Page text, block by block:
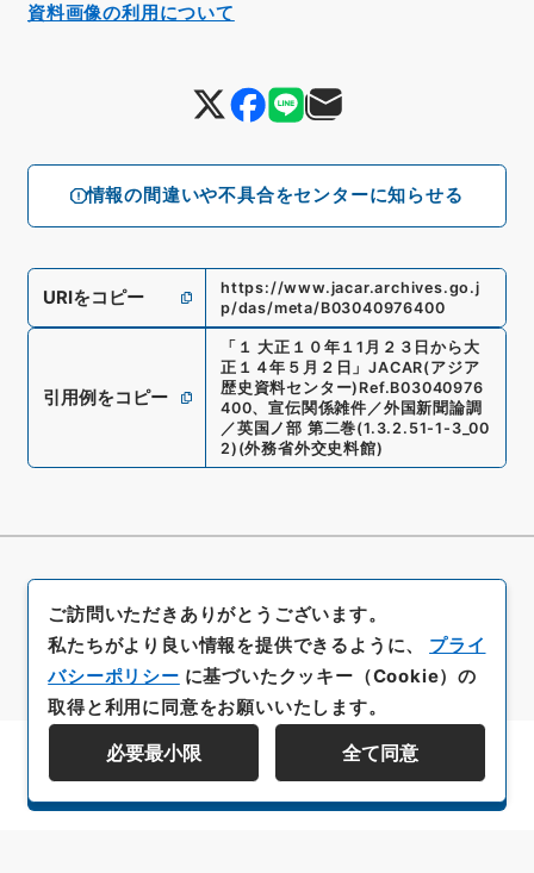
情報の間違いや不具合をセンターに知らせる
URIをコピー
https://www.jacar.archives.go.j
p/das/meta/B03040976400
引用例をコピー
「 １ 大正１０年１1月２３日から大
正１４年５月２日 」JACAR(アジア
歴史資料センター) Ref.B03040976
400、宣伝関係雑件／外国新聞論調
／英国ノ部 第二巻(1.3.2.51-1-3_00
2) (外務省外交史料館)
資料画像の利用について
資料群階層を表示する
ご訪問いただきありがとうございます。
私たちがより良い情報を提供できるように、 プライ
バシーポリシー に基づいたクッキー（Cookie）の
取得と利用に同意をお願いいたします。
必要最小限 全て同意